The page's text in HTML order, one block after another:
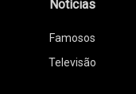
Notícias
Famosos
Televisão